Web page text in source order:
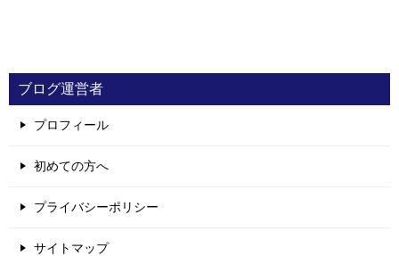
ブログ運営者
プロフィール
初めての方へ
プライバシーポリシー
サイトマップ